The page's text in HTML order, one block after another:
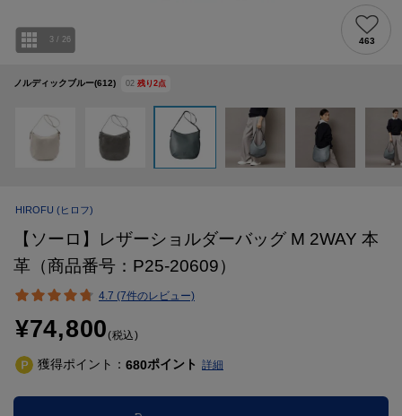
ノルディックブルー(612) 02 残り 2点
3 / 26 463
HIROFU (ヒロフ)
【ソーロ】レザーショルダーバッグ M 2WAY 本
革（商品番号：P25-20609）
4.7 (7件のレビュー)
¥74,800(税込)
獲得ポイント： 680ポイント 詳細